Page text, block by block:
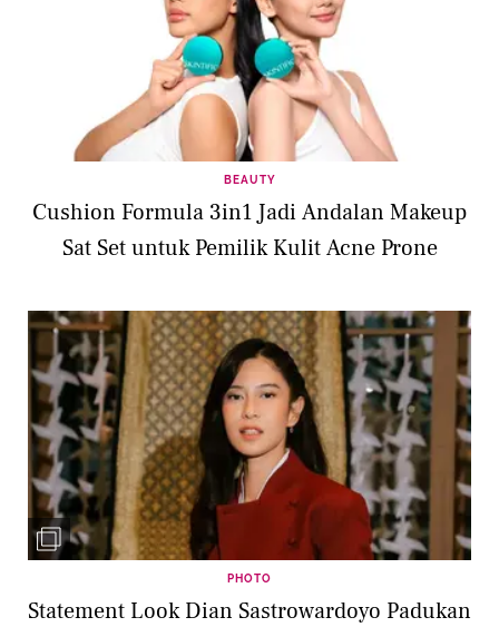
BEAUTY
Cushion Formula 3in1 Jadi Andalan Makeup
Sat Set untuk Pemilik Kulit Acne Prone
PHOTO
Statement Look Dian Sastrowardoyo Padukan